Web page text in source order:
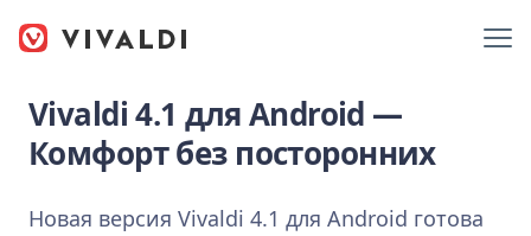
Vivaldi 4.1 для Android —
Комфорт без посторонних
Новая версия Vivaldi 4.1 для Android готова